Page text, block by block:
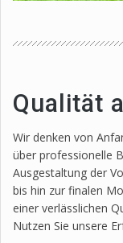
Qualität
Wir denken von
über professionelle
Ausgestaltung der
bis hin zur finalen
einer verlässlichen
Nutzen Sie unsere